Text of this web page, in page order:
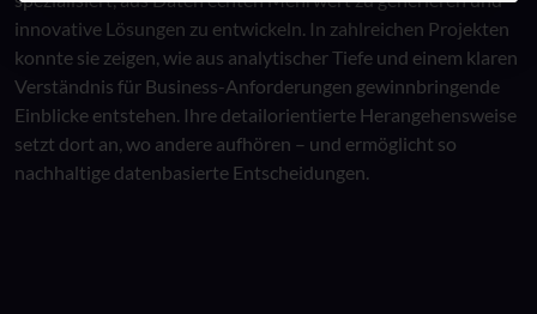
innovative Lösungen zu entwickeln. In zahlreichen Projekten
konnte sie zeigen, wie aus analytischer Tiefe und einem klaren
Verständnis für Business-Anforderungen gewinnbringende
Einblicke entstehen. Ihre detailorientierte Herangehensweise
setzt dort an, wo andere aufhören – und ermöglicht so
nachhaltige datenbasierte Entscheidungen.